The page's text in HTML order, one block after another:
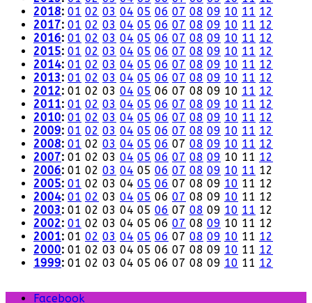
2018: 01 02 03 04 05 06 07 08 09 10 11 12
2017: 01 02 03 04 05 06 07 08 09 10 11 12
2016: 01 02 03 04 05 06 07 08 09 10 11 12
2015: 01 02 03 04 05 06 07 08 09 10 11 12
2014: 01 02 03 04 05 06 07 08 09 10 11 12
2013: 01 02 03 04 05 06 07 08 09 10 11 12
2012: 01 02 03 04 05 06 07 08 09 10 11 12
2011: 01 02 03 04 05 06 07 08 09 10 11 12
2010: 01 02 03 04 05 06 07 08 09 10 11 12
2009: 01 02 03 04 05 06 07 08 09 10 11 12
2008: 01 02 03 04 05 06 07 08 09 10 11 12
2007: 01 02 03 04 05 06 07 08 09 10 11 12
2006: 01 02 03 04 05 06 07 08 09 10 11 12
2005: 01 02 03 04 05 06 07 08 09 10 11 12
2004: 01 02 03 04 05 06 07 08 09 10 11 12
2003: 01 02 03 04 05 06 07 08 09 10 11 12
2002: 01 02 03 04 05 06 07 08 09 10 11 12
2001: 01 02 03 04 05 06 07 08 09 10 11 12
2000: 01 02 03 04 05 06 07 08 09 10 11 12
1999: 01 02 03 04 05 06 07 08 09 10 11 12
Facebook